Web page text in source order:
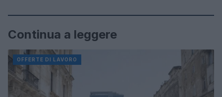
Continua a leggere
OFFERTE DI LAVORO